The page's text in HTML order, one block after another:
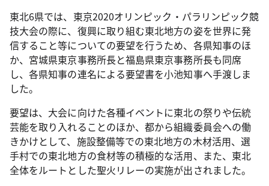
東北6県では、東京2020オリンピック・パラリンピック競
技大会の際に、復興に取り組む東北地方の姿を世界に発
信すること等についての要望を行うため、各県知事のほ
か、宮城県東京事務所長と福島県東京事務所長も同席
し、各県知事の連名による要望書を小池知事へ手渡しま
した。
要望は、大会に向けた各種イベントに東北の祭りや伝統
芸能を取り入れることのほか、都から組織委員会への働
きかけとして、施設整備等での東北地方の木材活用、選
手村での東北地方の食材等の積極的な活用、また、東北
全体をルートとした聖火リレーの実施が出されました。